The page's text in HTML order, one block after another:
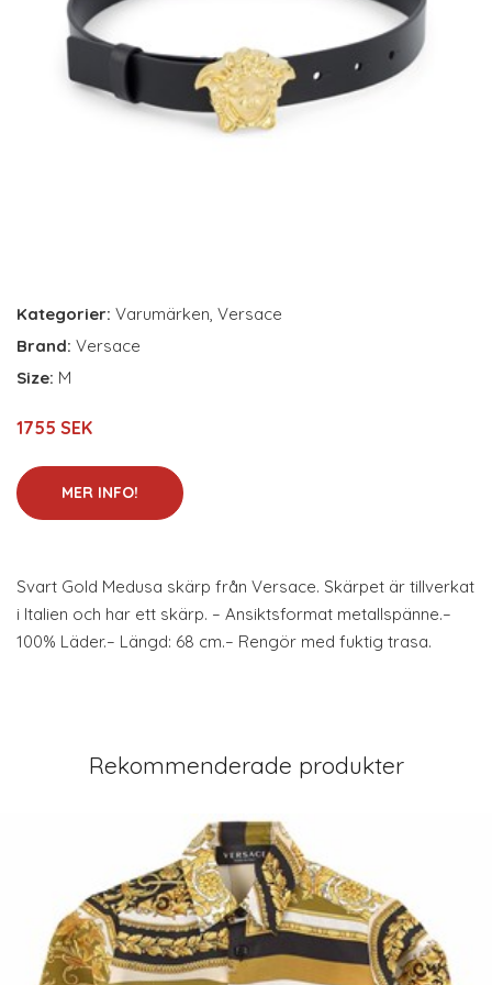
Kategorier: Varumärken, Versace
Brand: Versace
Size: M
1755 SEK
MER INFO!
Svart Gold Medusa skärp från Versace. Skärpet är tillverkat
i Italien och har ett skärp. – Ansiktsformat metallspänne.–
100% Läder.– Längd: 68 cm.– Rengör med fuktig trasa.
Rekommenderade produkter